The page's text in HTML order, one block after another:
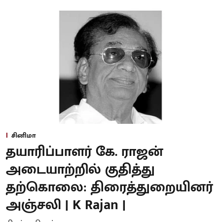
சினிமா
தயாரிப்பாளர் கே. ராஜன்
அடையாற்றில் குதித்து
தற்கொலை: திரைத்துறையினர்
அஞ்சலி | K Rajan |